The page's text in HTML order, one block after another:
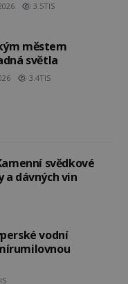
3.5TIS
městem
světla
3.4TIS
svědkové
a dávných vin
vodní